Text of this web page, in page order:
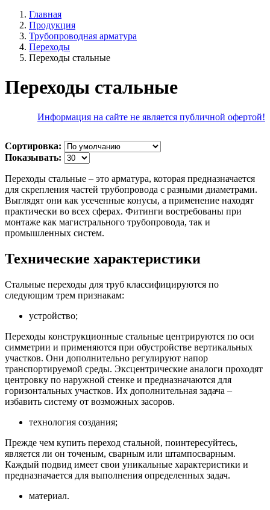
Главная
Продукция
Трубопроводная арматура
Переходы
Переходы стальные
Переходы стальные
Информация на сайте не является публичной офертой!
Сортировка:
Показывать:
Переходы стальные – это арматура, которая предназначается
для скрепления частей трубопровода с разными диаметрами.
Выглядят они как усеченные конусы, а применение находят
практически во всех сферах. Фитинги востребованы при
монтаже как магистрального трубопровода, так и
промышленных систем.
Технические характеристики
Стальные переходы для труб классифицируются по
следующим трем признакам:
устройство;
Переходы конструкционные стальные центрируются по оси
симметрии и применяются при обустройстве вертикальных
участков. Они дополнительно регулируют напор
транспортируемой среды. Эксцентрические аналоги проходят
центровку по наружной стенке и предназначаются для
горизонтальных участков. Их дополнительная задача –
избавить систему от возможных засоров.
технология создания;
Прежде чем купить переход стальной, поинтересуйтесь,
является ли он точеным, сварным или штампосварным.
Каждый подвид имеет свои уникальные характеристики и
предназначается для выполнения определенных задач.
материал.